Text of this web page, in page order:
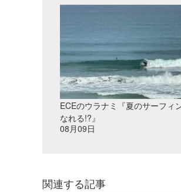
ECEのウラナミ『夏のサーフィ
なれる!?』
08月09日
関連する記事